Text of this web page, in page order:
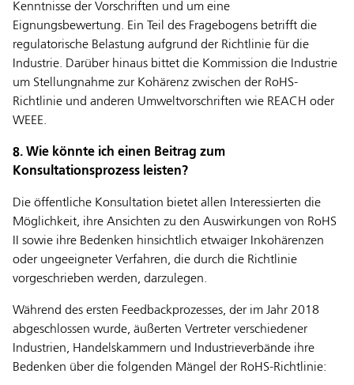
Kenntnisse der Vorschriften und um eine
Eignungsbewertung. Ein Teil des Fragebogens betrifft die
regulatorische Belastung aufgrund der Richtlinie für die
Industrie. Darüber hinaus bittet die Kommission die Industrie
um Stellungnahme zur Kohärenz zwischen der RoHS-
Richtlinie und anderen Umweltvorschriften wie REACH oder
WEEE.
8. Wie könnte ich einen Beitrag zum
Konsultationsprozess leisten?
Die öffentliche Konsultation bietet allen Interessierten die
Möglichkeit, ihre Ansichten zu den Auswirkungen von RoHS
II sowie ihre Bedenken hinsichtlich etwaiger Inkohärenzen
oder ungeeigneter Verfahren, die durch die Richtlinie
vorgeschrieben werden, darzulegen.
Während des ersten Feedbackprozesses, der im Jahr 2018
abgeschlossen wurde, äußerten Vertreter verschiedener
Industrien, Handelskammern und Industrieverbände ihre
Bedenken über die folgenden Mängel der RoHS-Richtlinie: